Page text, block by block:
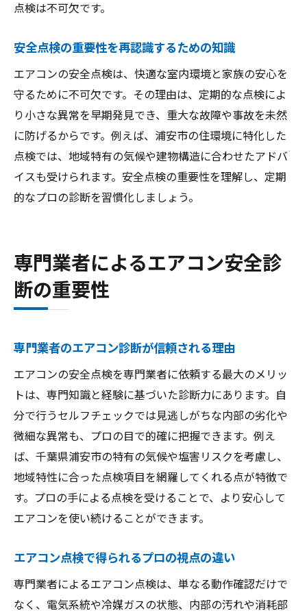
点検は不可欠です。
安全点検の重要性を再認識するための知識
エアコンの安全点検は、快適な室内環境と家族の安心を
守るために不可欠です。その理由は、定期的な点検によ
り小さな異常を早期発見でき、重大な故障や事故を未然
に防げるからです。例えば、浦安市の住環境に特化した
点検では、地域特有の気候や建物構造に合わせたアドバ
イスも受けられます。安全点検の重要性を理解し、定期
的なプロの診断を習慣化しましょう。
専門業者によるエアコン安全診
断の重要性
専門業者のエアコン診断が信頼される理由
エアコンの安全点検を専門業者に依頼する最大のメリッ
トは、専門知識と経験に基づいた診断力にあります。自
分で行うセルフチェックでは見逃しがちな内部の劣化や
微細な異常も、プロの目で的確に把握できます。例え
ば、千葉県浦安市の特有の気候や塩害リスクを考慮し、
地域特性に合った点検項目を網羅してくれる点が特徴で
す。プロの手による点検を受けることで、より安心して
エアコンを使い続けることができます。
エアコン点検で得られるプロの視点の違い
専門業者によるエアコン点検は、単なる動作確認だけで
なく、電気系統や冷媒ガスの状態、内部の汚れや消耗部